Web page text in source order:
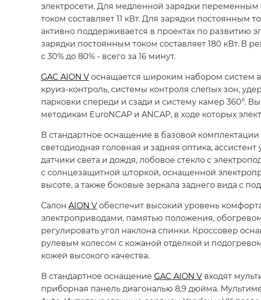
электросети. Для медленной зарядки
током составляет 11 кВт. Для зарядки постоянным
активно поддерживается в проектах по развитию
зарядки постоянным током составляет 180 кВт. В
с 30% до 80% - всего за 16 минут.
GAC AION Vоснащается широким набором систем
круиз-контроль, системы контроля слепых зон,
парковки спереди и сзади и систему камер 360°.
методикам EuroNCAP и ANCAP, в ходе которых
В стандартное оснащение в базовой
светодиодная головная и задняя оптика,
датчики света и дождя, лобовое стекло с
с солнцезащитной шторкой, оснащенной
высоте, а также боковые зеркала заднего вида с
Салон AION Vобеспечит высокий уровень
электроприводами, памятью положения,
регулировать угол наклона спинки. Кроссовер
рулевым колесом с кожаной отделкой и
кожей высокого качества.
В стандартное оснащение GAC AION V входят
приборная панель диагональю 8,9 дюйма.